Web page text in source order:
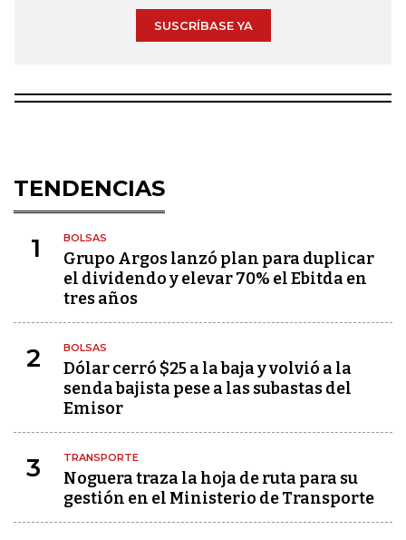
SUSCRÍBASE YA
TENDENCIAS
1 BOLSAS
Grupo Argos lanzó plan para duplicar
el dividendo y elevar 70% el Ebitda en
tres años
2 BOLSAS
Dólar cerró $25 a la baja y volvió a la
senda bajista pese a las subastas del
Emisor
3 TRANSPORTE
Noguera traza la hoja de ruta para su
gestión en el Ministerio de Transporte